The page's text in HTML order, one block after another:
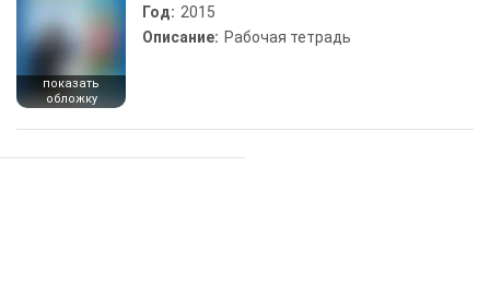
показать
обложку
Год: 2015
Описание: Рабочая тетрадь